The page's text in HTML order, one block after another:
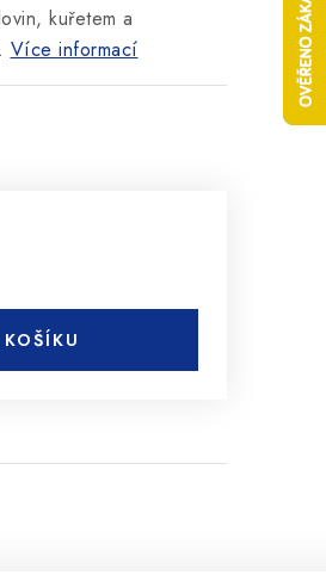
kuřetem a
Více informací